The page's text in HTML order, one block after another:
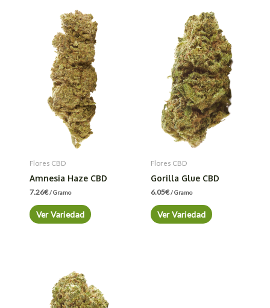
Flores CBD
Amnesia Haze CBD
7.26€/ Gramo
Ver Variedad
Flores CBD
Gorilla Glue CBD
6.05€/ Gramo
Ver Variedad